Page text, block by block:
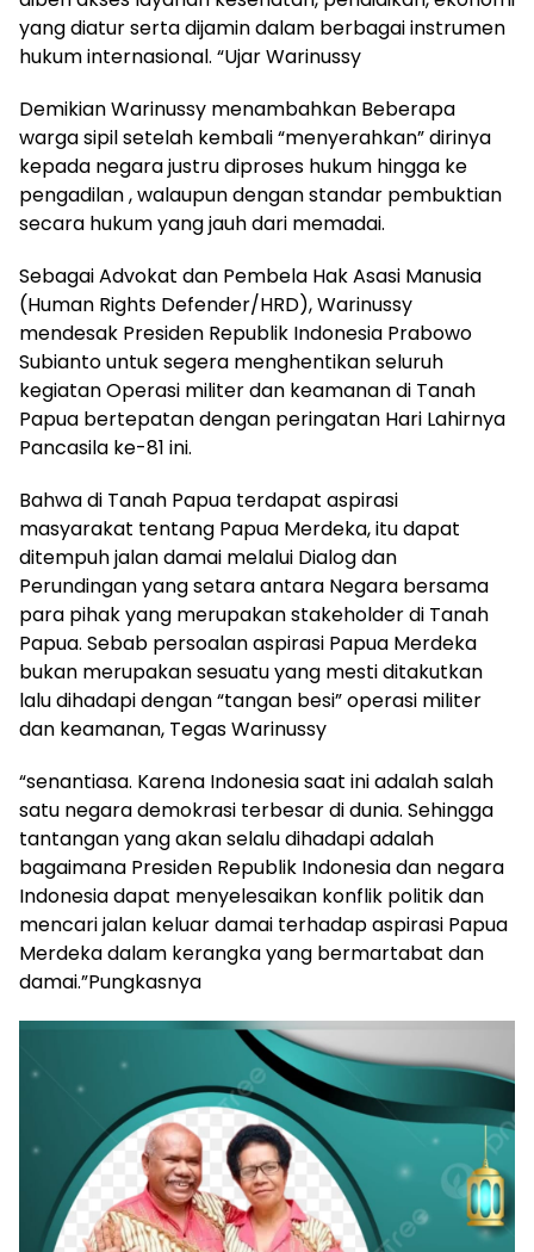
yang diatur serta dijamin dalam berbagai instrumen
hukum internasional. “Ujar Warinussy
Demikian Warinussy menambahkan Beberapa
warga sipil setelah kembali “menyerahkan” dirinya
kepada negara justru diproses hukum hingga ke
pengadilan , walaupun dengan standar pembuktian
secara hukum yang jauh dari memadai.
Sebagai Advokat dan Pembela Hak Asasi Manusia
(Human Rights Defender/HRD), Warinussy
mendesak Presiden Republik Indonesia Prabowo
Subianto untuk segera menghentikan seluruh
kegiatan Operasi militer dan keamanan di Tanah
Papua bertepatan dengan peringatan Hari Lahirnya
Pancasila ke-81 ini.
Bahwa di Tanah Papua terdapat aspirasi
masyarakat tentang Papua Merdeka, itu dapat
ditempuh jalan damai melalui Dialog dan
Perundingan yang setara antara Negara bersama
para pihak yang merupakan stakeholder di Tanah
Papua. Sebab persoalan aspirasi Papua Merdeka
bukan merupakan sesuatu yang mesti ditakutkan
lalu dihadapi dengan “tangan besi” operasi militer
dan keamanan, Tegas Warinussy
“senantiasa. Karena Indonesia saat ini adalah salah
satu negara demokrasi terbesar di dunia. Sehingga
tantangan yang akan selalu dihadapi adalah
bagaimana Presiden Republik Indonesia dan negara
Indonesia dapat menyelesaikan konflik politik dan
mencari jalan keluar damai terhadap aspirasi Papua
Merdeka dalam kerangka yang bermartabat dan
damai.”Pungkasnya